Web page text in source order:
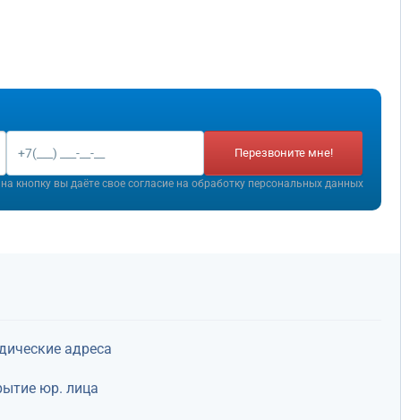
Перезвоните мне!
кнопку вы даёте свое согласие на обработку персональных данных
адреса
юр. лица